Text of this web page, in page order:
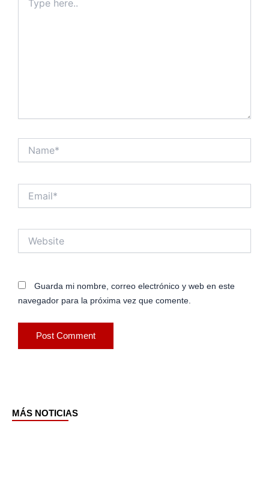
here..
Guarda mi nombre, correo electrónico y web en este
navegador para la próxima vez que comente.
MÁS NOTICIAS